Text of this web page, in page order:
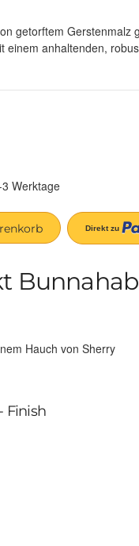
getorftem
einem anhaltenden,
Werktage
Hauch von Sherry
Finish